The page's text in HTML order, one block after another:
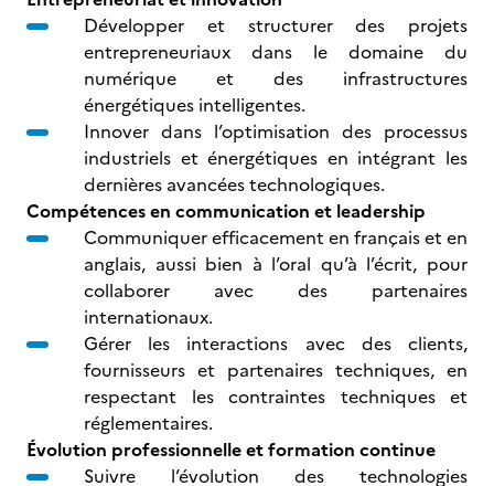
Développer et structurer des projets
entrepreneuriaux dans le domaine du
numérique et des infrastructures
énergétiques intelligentes.
Innover dans l’optimisation des processus
industriels et énergétiques en intégrant les
dernières avancées technologiques.
Compétences en communication et leadership
Communiquer efficacement en français et en
anglais, aussi bien à l’oral qu’à l’écrit, pour
collaborer avec des partenaires
internationaux.
Gérer les interactions avec des clients,
fournisseurs et partenaires techniques, en
respectant les contraintes techniques et
réglementaires.
Évolution professionnelle et formation continue
Suivre l’évolution des technologies